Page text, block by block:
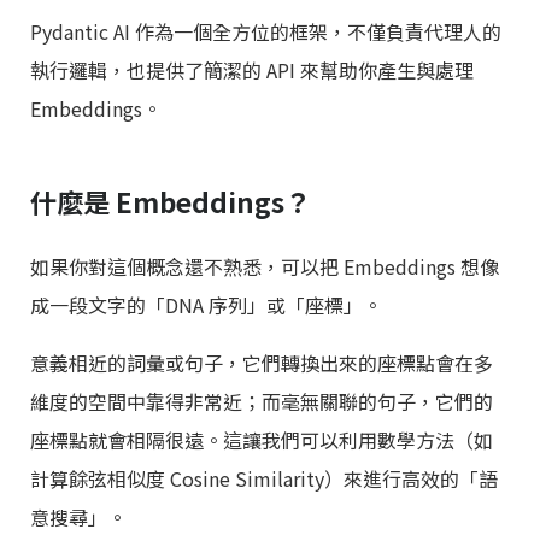
Pydantic AI 作為一個全方位的框架，不僅負責代理人的
執行邏輯，也提供了簡潔的 API 來幫助你產生與處理
Embeddings。
什麼是 Embeddings？
如果你對這個概念還不熟悉，可以把 Embeddings 想像
成一段文字的「DNA 序列」或「座標」。
意義相近的詞彙或句子，它們轉換出來的座標點會在多
維度的空間中靠得非常近；而毫無關聯的句子，它們的
座標點就會相隔很遠。這讓我們可以利用數學方法（如
計算餘弦相似度 Cosine Similarity）來進行高效的「語
意搜尋」。